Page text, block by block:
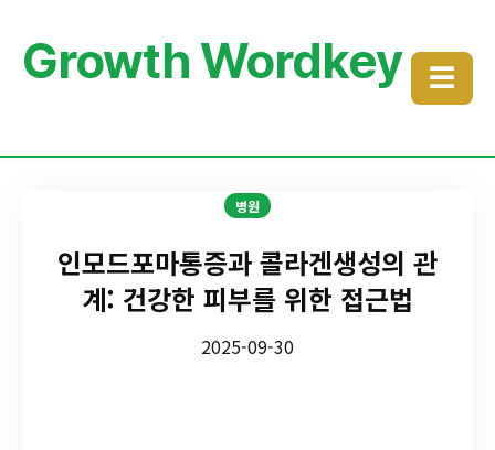
Growth Wordkey ☰
병원
인모드포마통증과 콜라겐생성의 관
계: 건강한 피부를 위한 접근법
2025-09-30